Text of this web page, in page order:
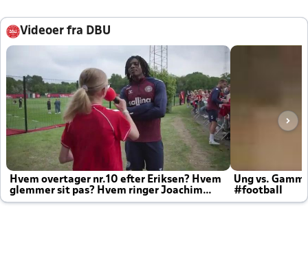
Videoer fra DBU
Hvem overtager nr.10 efter Eriksen? Hvem
glemmer sit pas? Hvem ringer Joachim
altid til efter kampe?
Ung vs.
#football